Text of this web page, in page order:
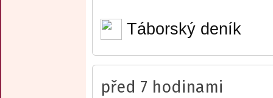
Táborský deník
před 7 hodinami